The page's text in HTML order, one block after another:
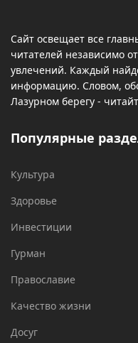
Сайт освещает все
читателей независимо
увлечений. Каждый
информацию. Словом,
Лазурном берегу -
Популярные
Культура
Здоровье
Инвестиции
Гурман
Православие
Качество жизни
Досуг